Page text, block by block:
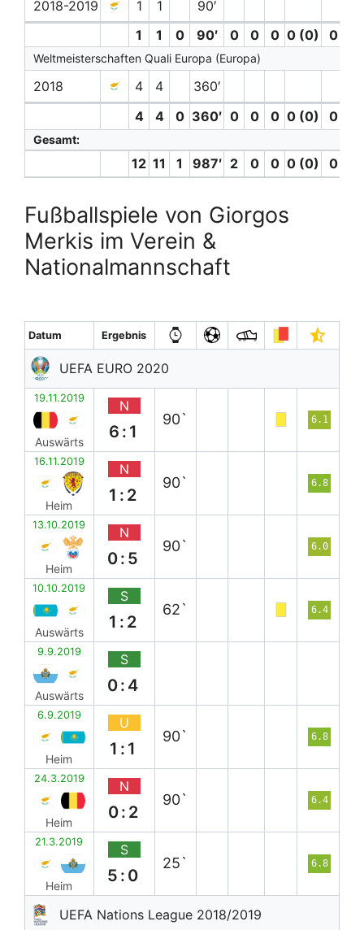
2018-2019 1 1
90′
1
1 0 90′ 0 0 0 0 (0) 0
Weltmeisterschaften Quali Europa (Europa)
2018 4 4
360′
4
4 0 360′ 0 0 0 0 (0) 0
Gesamt:
12 11 1 987′ 2 0 0 0 (0) 0
Fußballspiele von Giorgos
Merkis im Verein &
Nationalmannschaft
Datum Ergebnis
UEFA EURO 2020
19.11.2019
Auswärts
N
6:1
90` 6.1
16.11.2019
Heim
N
1:2
90` 6.8
13.10.2019
Heim
N
0:5
90` 6.0
10.10.2019
Auswärts
S
1:2
62` 6.4
9.9.2019
Auswärts
S
0:4
6.9.2019
Heim
U
1:1
90` 6.8
24.3.2019
Heim
N
0:2
90` 6.4
21.3.2019
Heim
S
5:0
25` 6.8
UEFA Nations League 2018/2019